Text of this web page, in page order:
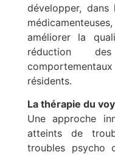
développer,
améliorer la
réduction
résidents.
La thérapie du
Une approche
atteints de
troubles psycho